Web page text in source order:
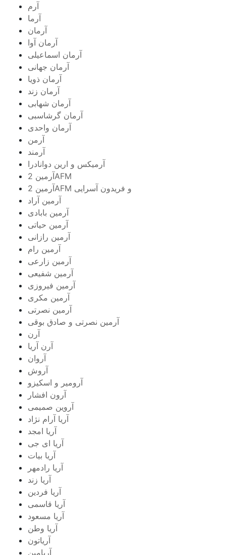
آرم
آرما
آرمان
آرمان آوا
آرمان اسماعیلی
آرمان جهانی
آرمان ذویا
آرمان زند
آرمان شهابی
آرمان گرشاسبی
آرمان واحدی
آرمن
آرمند
آرمیکس و ارین دوانادرا
آرمین 2AFM
آرمین 2AFM و فریدون آسرایی
آرمین آراد
آرمین بابادی
آرمین حیاتی
آرمین رازانی
آرمین رام
آرمین زارعی
آرمین شفیعی
آرمین فیروزی
آرمین مکری
آرمین نصرتی
آرمین نصرتی و صادق بوقی
آرن
آرن آریا
آروان
آروش
آرومیر و اسکیزو
آرون افشار
آروین صمیمی
آریا آرام نژاد
آریا امجد
آریا ای جی
آریا بیات
آریا رادمهر
آریا زند
آریا فردین
آریا قاسمی
آریا مسعود
آریا وطن
آریاتون
آریامین